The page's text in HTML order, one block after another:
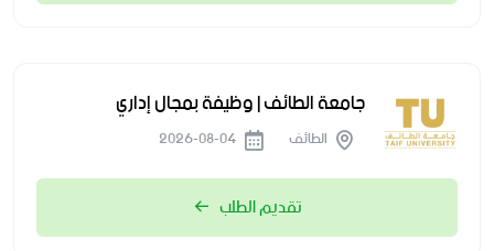
جامعة الطائف | وظيفة بمجال إداري
الطائف
تقديم الطلب